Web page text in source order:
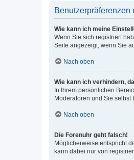
Benutzerpräferenzen
Wie kann ich meine
Wenn Sie sich registriert
Seite angezeigt, wenn Sie
Nach oben
Wie kann ich verhindern,
In Ihrem persönlichen
Moderatoren und Sie selbst
Nach oben
Die Forenuhr geht falsch!
Möglicherweise entspricht
kann dabei nur von